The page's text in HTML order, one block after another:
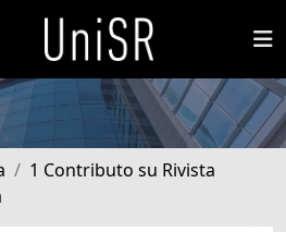
1 Contributo su Rivista